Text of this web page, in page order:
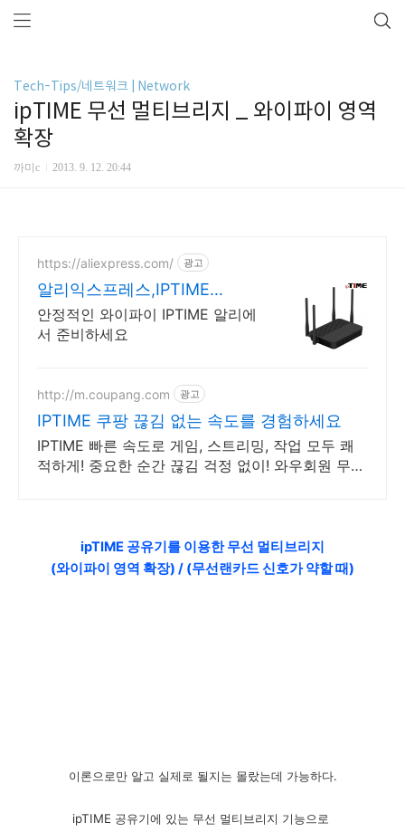
Tech-Tips/네트워크 | Network
ipTIME 무선 멀티브리지 _ 와이파이 영역
확장
까미c 2013. 9. 12. 20:44
https://aliexpress.com/ 광고
알리익스프레스,IPTIME
ipTIME 알리쇼핑 공유기
안정적인 와이파이 IPTIME 알리에
서 준비하세요
http://m.coupang.com 광고
IPTIME 쿠팡 끊김 없는 속도를 경험하세요
IPTIME 빠른 속도로 게임, 스트리밍, 작업 모두 쾌
적하게! 중요한 순간 끊김 걱정 없이! 와우회원 무제
ipTIME 공유기를 이용한 무선 멀티브리지
(와이파이 영역 확장) / (무선랜카드 신호가 약할 때)
이론으로만 알고 실제로 될지는 몰랐는데 가능하다.
ipTIME 공유기에 있는 무선 멀티브리지 기능으로